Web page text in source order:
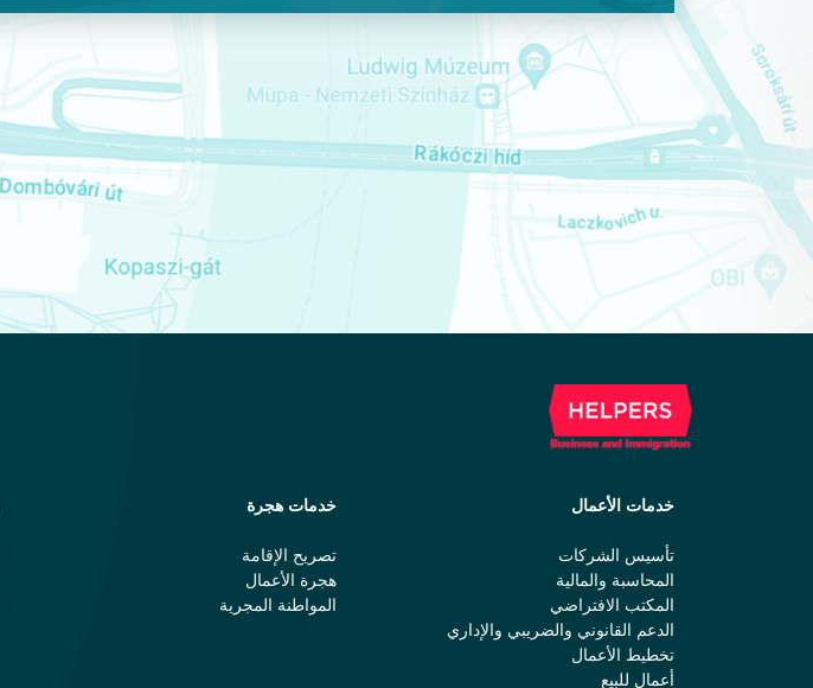
خدمات الأعمال
تأسيس الشركات
المحاسبة والمالية
المكتب الافتراضي
الدعم القانوني والضريبي والإداري
تخطيط الأعمال
أعمال للبيع
خدمات هجرة
تصريح الإقامة
هجرة الأعمال
المواطنة المجرية